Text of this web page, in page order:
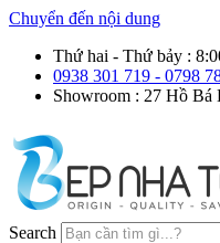
Chuyển đến nội dung
Thứ hai - Thứ bảy :
0938 301 719 - 0798
Showroom : 27 Hồ
Search